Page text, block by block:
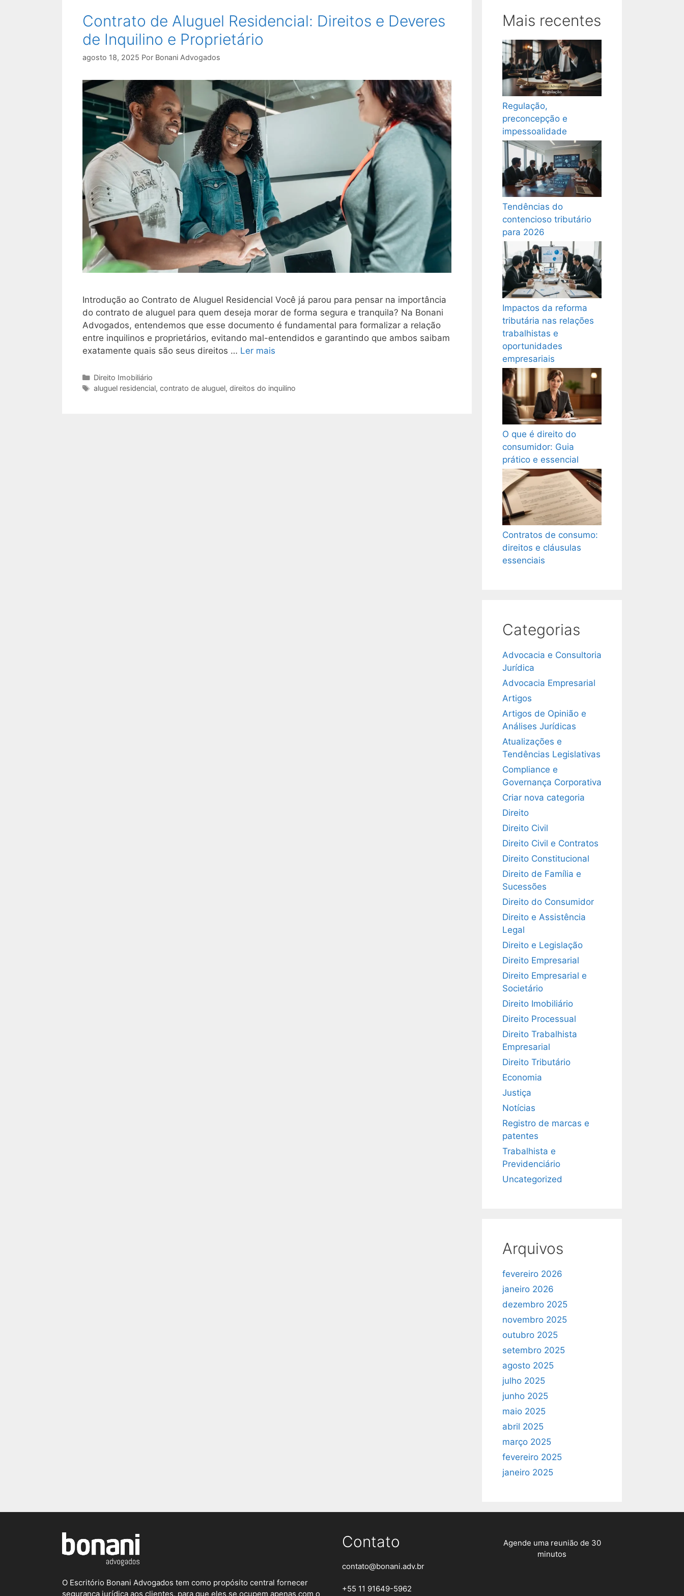
Contrato de Aluguel Residencial: Direitos e Deveres
de Inquilino e Proprietário
agosto 18, 2025 Por Bonani Advogados
Introdução ao Contrato de Aluguel Residencial Você já parou para pensar na importância
do contrato de aluguel para quem deseja morar de forma segura e tranquila? Na Bonani
Advogados, entendemos que esse documento é fundamental para formalizar a relação
entre inquilinos e proprietários, evitando mal-entendidos e garantindo que ambos saibam
exatamente quais são seus direitos … Ler mais
Categorias
Direito Imobiliário
Tags
aluguel residencial, contrato de aluguel, direitos do inquilino
Mais recentes
Regulação,
preconcepção e
impessoalidade
Tendências do
contencioso tributário
para 2026
Impactos da reforma
tributária nas relações
trabalhistas e
oportunidades
empresariais
O que é direito do
consumidor: Guia
prático e essencial
Contratos de consumo:
direitos e cláusulas
essenciais
Categorias
Advocacia e Consultoria
Jurídica
Advocacia Empresarial
Artigos
Artigos de Opinião e
Análises Jurídicas
Atualizações e
Tendências Legislativas
Compliance e
Governança Corporativa
Criar nova categoria
Direito
Direito Civil
Direito Civil e Contratos
Direito Constitucional
Direito de Família e
Sucessões
Direito do Consumidor
Direito e Assistência
Legal
Direito e Legislação
Direito Empresarial
Direito Empresarial e
Societário
Direito Imobiliário
Direito Processual
Direito Trabalhista
Empresarial
Direito Tributário
Economia
Justiça
Notícias
Registro de marcas e
patentes
Trabalhista e
Previdenciário
Uncategorized
Arquivos
fevereiro 2026
janeiro 2026
dezembro 2025
novembro 2025
outubro 2025
setembro 2025
agosto 2025
julho 2025
junho 2025
maio 2025
abril 2025
março 2025
fevereiro 2025
janeiro 2025
O Escritório Bonani Advogados tem como propósito central fornecer
segurança jurídica aos clientes, para que eles se ocupem apenas com o
Contato
contato@bonani.adv.br
+55 11 91649-5962
Agende uma reunião de 30
minutos